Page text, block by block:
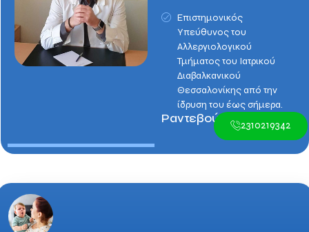
Επιστημονικός
Υπεύθυνος του
Αλλεργιολογικού
Τμήματος του Ιατρικού
Διαβαλκανικού
Θεσσαλονίκης από την
ίδρυση του έως σήμερα.
Ραντεβού: 2310219342